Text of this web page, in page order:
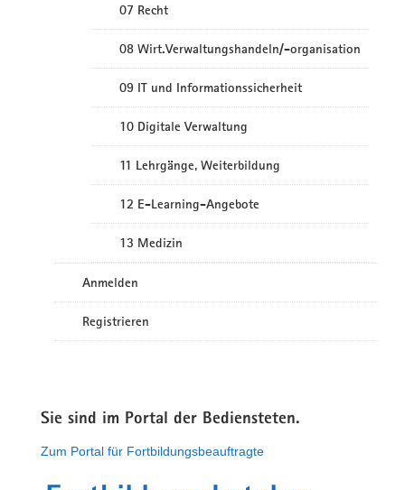
07 Recht
08 Wirt.Verwaltungshandeln/-organisation
09 IT und Informationssicherheit
10 Digitale Verwaltung
11 Lehrgänge, Weiterbildung
12 E-Learning-Angebote
13 Medizin
Anmelden
Registrieren
Sie sind im Portal der Bediensteten.
Zum Portal für Fortbildungsbeauftragte